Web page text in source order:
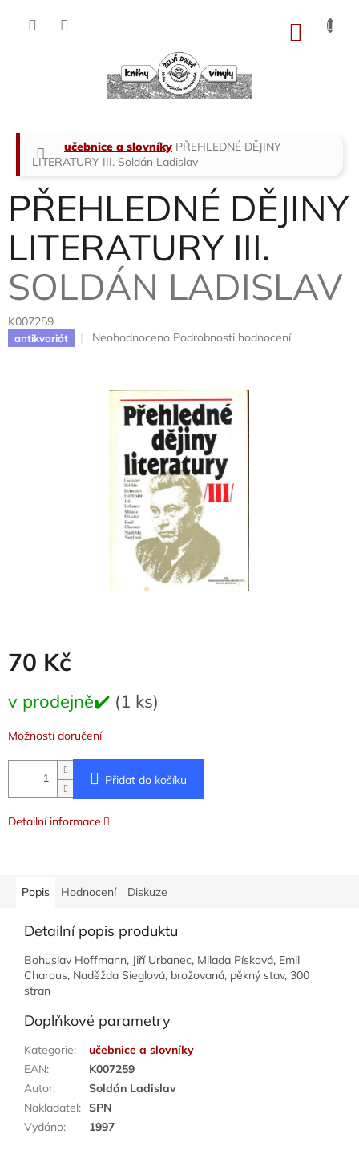
Domů
učebnice a slovníky PŘEHLEDNÉ DĚJINY
LITERATURY III. Soldán Ladislav
PŘEHLEDNÉ DĚJINY
LITERATURY III.
SOLDÁN LADISLAV
K007259
antikvariát
Průměrné
Neohodnoceno Podrobnosti hodnocení
70 Kč
cena:
v prodejně✔️ (1 ks)
Možnosti doručení
Přidat do košíku
Detailní informace
Popis Hodnocení Diskuze
Detailní popis produktu
Bohuslav Hoffmann, Jiří Urbanec, Milada Písková, Emil
Charous, Naděžda Sieglová, brožovaná, pěkný stav, 300
stran
Doplňkové parametry
Kategorie:
učebnice a slovníky
EAN:
K007259
Autor:
Soldán Ladislav
Nakladatel: SPN
Vydáno: 1997